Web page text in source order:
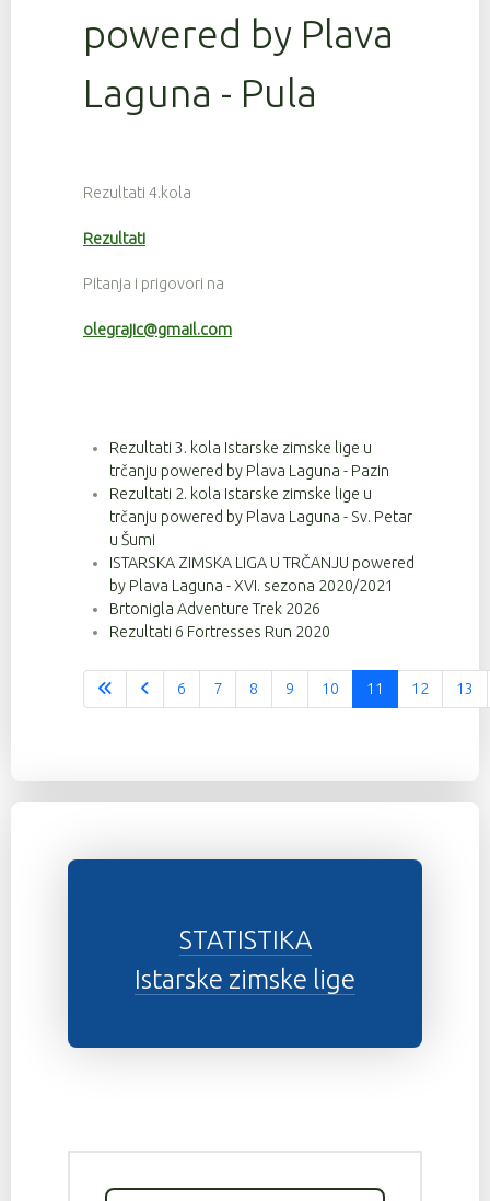
powered by Plava
Laguna - Pula
Rezultati 4.kola
Rezultati
Pitanja i prigovori na
olegrajic@gmail.com
Rezultati 3. kola Istarske zimske lige u
trčanju powered by Plava Laguna - Pazin
Rezultati 2. kola Istarske zimske lige u
trčanju powered by Plava Laguna - Sv. Petar
u Šumi
ISTARSKA ZIMSKA LIGA U TRČANJU powered
by Plava Laguna - XVI. sezona 2020/2021
Brtonigla Adventure Trek 2026
Rezultati 6 Fortresses Run 2020
Stranica 11 od 37
6 7 8 9 10 11 12 13
STATISTIKA
Istarske zimske lige